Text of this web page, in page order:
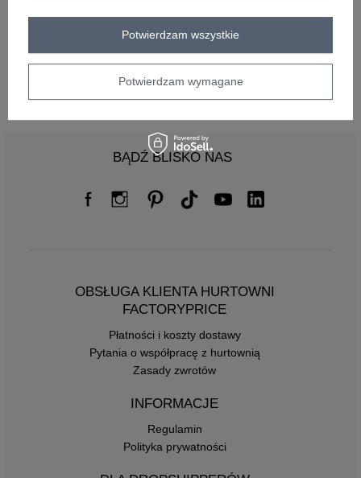
Centrum Logistyczne Nadarzyn
BĄDŹ BLISKO NAS
OBSŁUGA KLIENTA HURTOWNI
FACTORYPRICE
Płatności i koszty dostawy
Pytania o współpracę z hurtownią
Zasady zwrotów
INFORMACJE
Regulamin
Polityka prywatności
Potwierdzam wymagane
Potwierdzam wszystkie